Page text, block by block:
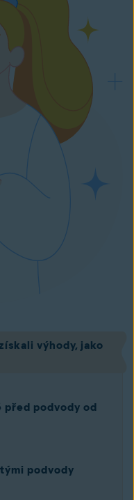
výhody, jako
před podvody od
podvody